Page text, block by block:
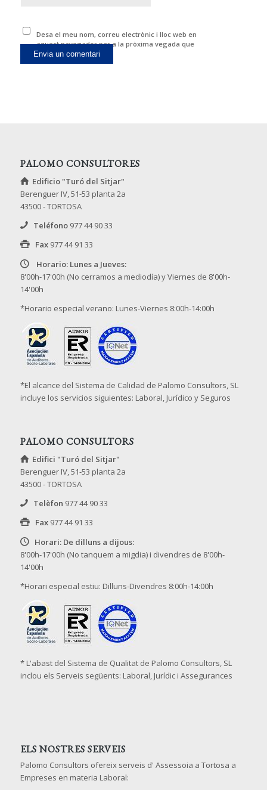
Desa el meu nom, correu electrònic i lloc web en
aquest navegador per a la pròxima vegada que
comenti.
PALOMO CONSULTORES
Edificio "Turó del Sitjar"
Berenguer IV, 51-53 planta 2a
43500 - TORTOSA
Teléfono 977 44 90 33
Fax 977 44 91 33
Horario: Lunes a Jueves:
8'00h-17'00h (No cerramos a mediodía) y Viernes de 8'00h-
14'00h
*Horario especial verano: Lunes-Viernes 8:00h-14:00h
*El alcance del Sistema de Calidad de Palomo Consultors, SL
incluye los servicios siguientes: Laboral, Jurídico y Seguros
PALOMO CONSULTORS
Edifici "Turó del Sitjar"
Berenguer IV, 51-53 planta 2a
43500 - TORTOSA
Telèfon 977 44 90 33
Fax 977 44 91 33
Horari: De dilluns a dijous:
8'00h-17'00h (No tanquem a migdia) i divendres de 8'00h-
14'00h
*Horari especial estiu: Dilluns-Divendres 8:00h-14:00h
* L'abast del Sistema de Qualitat de Palomo Consultors, SL
inclou els Serveis següents: Laboral, Jurídic i Assegurances
ELS NOSTRES SERVEIS
Palomo Consultors ofereix serveis d' Assessoia a Tortosa a
Empreses en materia Laboral: